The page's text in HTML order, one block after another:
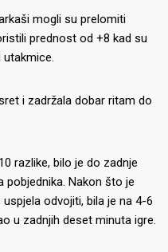
mogli su prelomiti
prednost od +8 kad su
utakmice.
i zadržala dobar ritam do
razlike, bilo je do zadnje
pobjednika. Nakon što je
odvojiti, bila je na 4-6
u zadnjih deset minuta igre.